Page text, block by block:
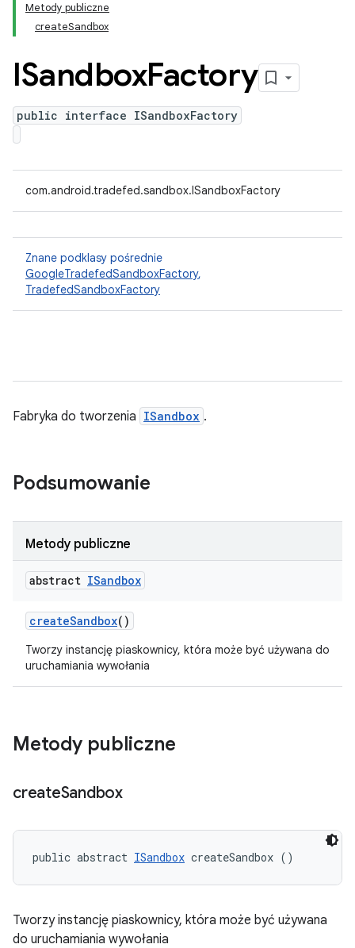
Metody publiczne
createSandbox
ISandboxFactory
public interface ISandboxFactory
com.android.tradefed.sandbox.ISandboxFactory
Znane podklasy pośrednie
GoogleTradefedSandboxFactory,
TradefedSandboxFactory
Fabryka do tworzenia ISandbox .
Podsumowanie
Metody publiczne
abstract ISandbox
createSandbox()
Tworzy instancję piaskownicy, która może być używana do
uruchamiania wywołania
Metody publiczne
createSandbox
public abstract ISandbox createSandbox ()
Tworzy instancję piaskownicy, która może być używana
do uruchamiania wywołania